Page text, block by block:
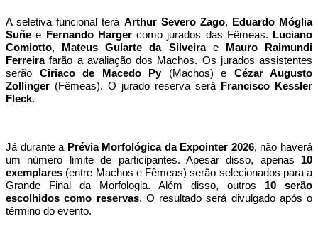
A seletiva funcional terá Arthur Severo Zago,
Eduardo Móglia
Suñe e Fernando Harger como jurados das Fêmeas.
Luciano
Comiotto, Mateus Gularte da Silveirae
Mauro Raimundi
Ferreira farão a avaliação dos Machos. Os jurados assistentes
serão Ciriaco de Macedo Py (Machos) e Cézar Augusto
Zollinger (Fêmeas). O jurado reserva será Francisco Kessler
Fleck.
Já durante a Prévia Morfológica da Expointer 2026, não haverá
um número limite de participantes. Apesar disso, apenas 10
exemplares (entre Machos e Fêmeas) serão selecionados para a
Grande Final da Morfologia. Além disso, outros 10 serão
escolhidos como reservas. O resultado será divulgado após o
término do evento.